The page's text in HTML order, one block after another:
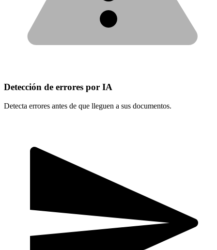
Detección de errores por IA
Detecta errores antes de que lleguen a sus documentos.